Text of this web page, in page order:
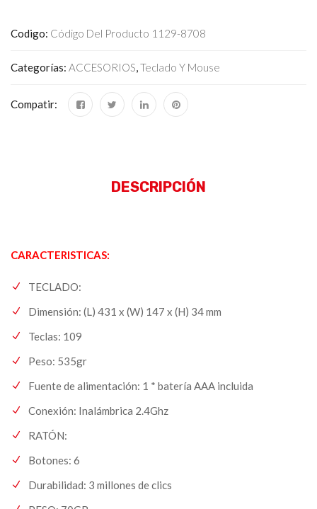
Codigo: Código Del Producto 1129-8708
Categorías: ACCESORIOS,Teclado Y Mouse
Compatir:
DESCRIPCIÓN
CARACTERISTICAS:
TECLADO:
Dimensión: (L) 431 x (W) 147 x (H) 34 mm
Teclas: 109
Peso: 535gr
Fuente de alimentación: 1 * batería AAA incluida
Conexión: Inalámbrica 2.4Ghz
RATÓN:
Botones: 6
Durabilidad: 3 millones de clics